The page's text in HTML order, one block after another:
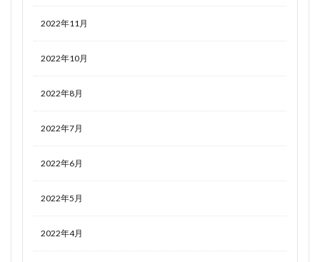
2022年11月
2022年10月
2022年8月
2022年7月
2022年6月
2022年5月
2022年4月